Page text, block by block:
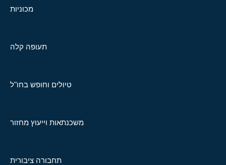
מכוניות
תעופה קלה
טיולים וחופש בחו"ל
משכנתאות וייעוץ מחזור
תחבורה ציבורית